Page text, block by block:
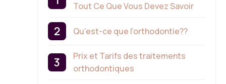
Tout Ce Que Vous Devez Savoir
Qu’est-ce que l’orthodontie??
Prix et Tarifs des traitements
orthodontiques